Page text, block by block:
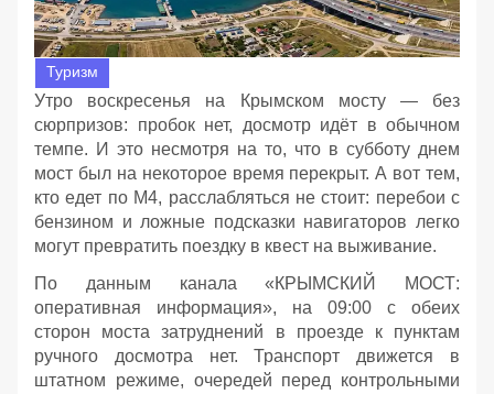
Туризм
Утро воскресенья на Крымском мосту — без
сюрпризов: пробок нет, досмотр идёт в обычном
темпе. И это несмотря на то, что в субботу днем
мост был на некоторое время перекрыт. А вот тем,
кто едет по М4, расслабляться не стоит: перебои с
бензином и ложные подсказки навигаторов легко
могут превратить поездку в квест на выживание.
По данным канала «КРЫМСКИЙ МОСТ:
оперативная информация», на 09:00 с обеих
сторон моста затруднений в проезде к пунктам
ручного досмотра нет. Транспорт движется в
штатном режиме, очередей перед контрольными